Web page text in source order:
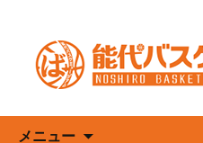
メニュー